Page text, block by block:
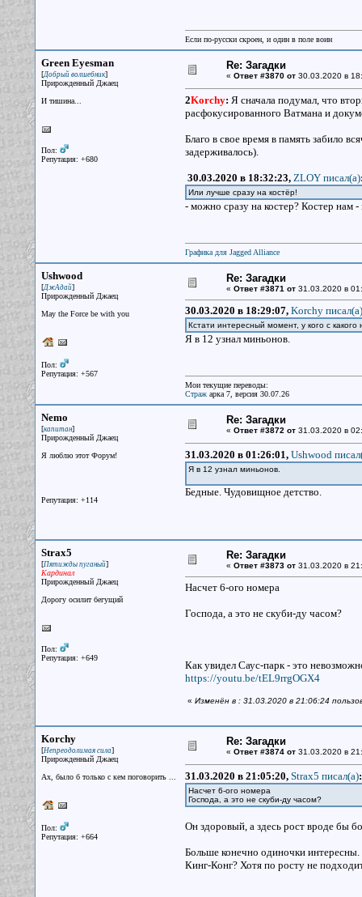
Если по-русски скроен, и один в поле воин
Green Eyesman
[Добрый волшебник]
Прирожденный Джаец
И тишина...
Пол:
Репутация: +680
Re: Загадки
« Ответ #3870 от30.03.2020 в
2Korchy: Я сначала подумал, что
расфокусированного Ватмана и
Благо в свое время в память забило
задерживалось).
30.03.2020 в 18:32:23, ZLOY писал(a)
Или лучше сразу на костёр!
- можно сразу на костер? Костер нам
Графика для Jagged Alliance
Ushwood
[ДжАдай]
Прирожденный Джаец
May the Force be with you
Пол:
Репутация: +567
Re: Загадки
« Ответ #3871 от31.03.2020 в
30.03.2020 в 18:29:07, Korchy писал(a)
Кстати интересный момент, у кого с
Я в 12 узнал миньонов.
Мои текущие переводы:
Стражарка 7, версия 30.07.26
Nemo
[капитан]
Прирожденный Джаец
Я люблю этот Форум!
Репутация: +114
Re: Загадки
« Ответ #3872 от31.03.2020 в
31.03.2020 в 01:26:01, Ushwood
Я в 12 узнал миньонов.
Бедные. Чудовищное детство.
Strax5
[Пятижды пуганый]
Кардинал
Прирожденный Джаец
Дорогу осилит бегущий
Пол:
Репутация: +649
Re: Загадки
« Ответ #3873 от31.03.2020 в
Насчет 6-ого номера
Господа, а это не скуби-ду часом?
Как увидел Саус-парк - это
https://youtu.be/tEL9rrgOGX4
« Изменён в : 31.03.2020 в 21:06:24
Korchy
[Непреодолимая сила]
Прирожденный Джаец
Ах, было б только с кем поговорить ...
Пол:
Репутация: +664
Re: Загадки
« Ответ #3874 от31.03.2020 в
31.03.2020 в 21:05:20, Strax5 писал(a):
Насчет 6-ого номера
Господа, а это не скуби-ду часом?
Он здоровый, а здесь рост вроде бы
Больше конечно одиночки интересны.
Кинг-Конг? Хотя по росту не